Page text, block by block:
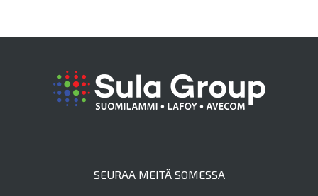
SEURAA MEITÄ SOMESSA